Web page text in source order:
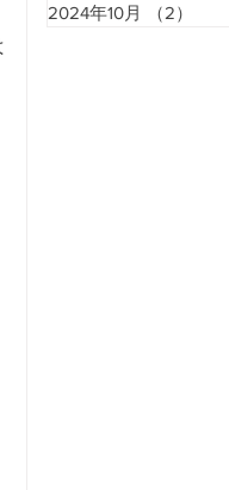
2024年10月
（2）